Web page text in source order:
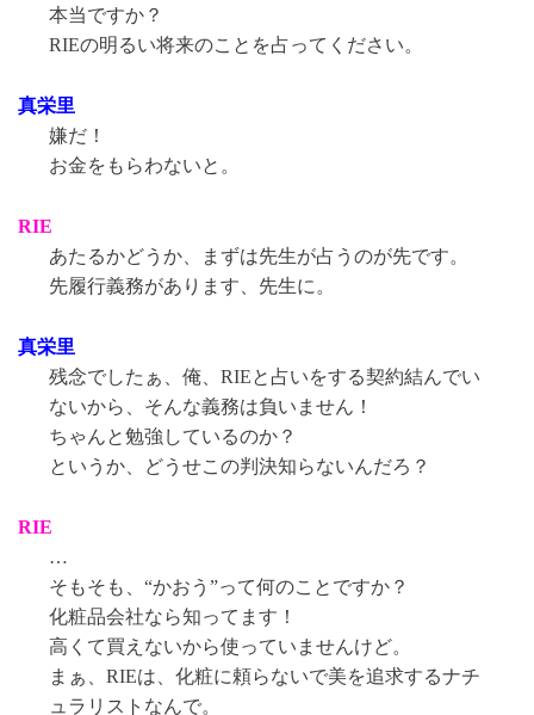
本当ですか？
RIEの明るい将来のことを占ってください。
真栄里
嫌だ！
お金をもらわないと。
RIE
あたるかどうか、まずは先生が占うのが先です。
先履行義務があります、先生に。
真栄里
残念でしたぁ、俺、RIEと占いをする契約結んでい
ないから、そんな義務は負いません！
ちゃんと勉強しているのか？
というか、どうせこの判決知らないんだろ？
RIE
…
そもそも、“かおう”って何のことですか？
化粧品会社なら知ってます！
高くて買えないから使っていませんけど。
まぁ、RIEは、化粧に頼らないで美を追求するナチ
ュラリストなんで。